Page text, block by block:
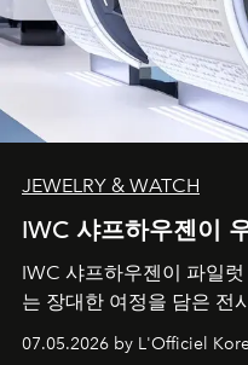
JEWELRY & WATCH
IWC 샤프하우젠이
IWC 샤프하우젠이 파일
는 장대한 여정을 담은 전
07.05.2026 by L'Officiel